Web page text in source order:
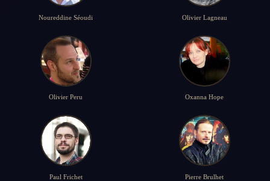
Noureddine Séoudi Olivier Lagneau
Olivier Peru Oxanna Hope
Paul Frichet Pierre Brulhet